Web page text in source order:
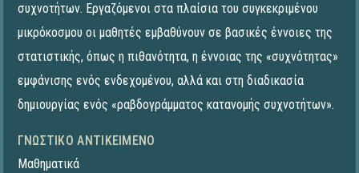
συχνοτήτων. Εργαζόμενοι στα πλαίσια του συγκεκριμένου
μικρόκοσμου οι μαθητές εμβαθύνουν σε βασικές έννοιες της
στατιστικής, όπως η πιθανότητα, η έννοιας της «συχνότητας»
εμφάνισης ενός ενδεχομένου, αλλά και στη διαδικασία
δημιουργίας ενός «ραβδογράμματος κατανομής συχνοτήτων».
ΓΝΩΣΤΙΚΌ ΑΝΤΙΚΕΊΜΕΝΟ
Μαθηματικά